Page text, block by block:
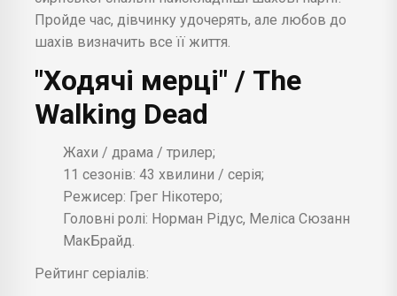
Пройде час, дівчинку удочерять, але любов до
шахів визначить все її життя.
"Ходячі мерці" / The
Walking Dead
Жахи / драма / трилер;
11 сезонів: 43 хвилини / серія;
Режисер: Грег Нікотеро;
Головні ролі: Норман Рідус, Меліса Сюзанн
МакБрайд.
Рейтинг серіалів: